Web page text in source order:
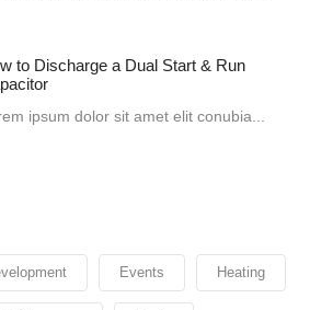
to Discharge a Dual Start & Run
ipsum dolor sit amet elit conubia...
Events Heating